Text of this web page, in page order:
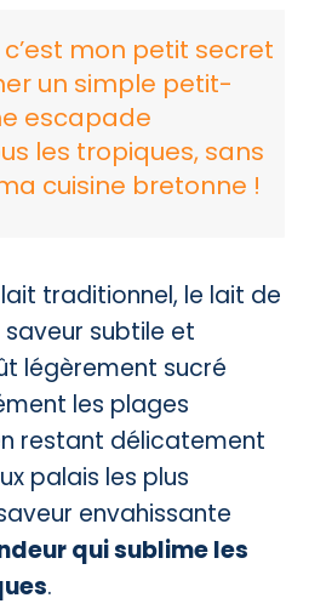
mon petit secret
un simple petit-
escapade
les tropiques, sans
cuisine bretonne !
traditionnel, le lait de
subtile et
légèrement sucré
les plages
restant délicatement
palais les plus
envahissante
qui sublime les
.